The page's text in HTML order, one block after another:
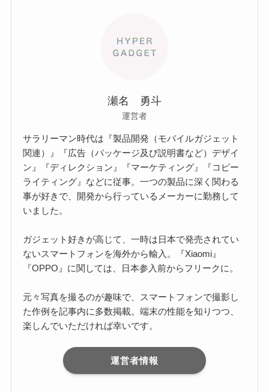
瀬名 勇斗
運営者
サラリーマン時代は『製品開発（モバイルガジェット
関連）』『広告（パッケージ及び説明書など）デザイ
ン』『ディレクション』『マーケティング』『コピー
ライティング』などに従事。一つの製品に深く関わる
事が好きで、開発から行っているメーカーに勤務して
いました。
ガジェット好きが高じて、一時は日本で発売されてい
ないスマートフォンを海外から輸入。『Xiaomi』
『OPPO』に関しては、日本参入前からフリークに。
元々写真を撮るのが趣味で、スマートフォンで撮影し
た作例を記事内に多数掲載。端末の性能を知りつつ、
楽しんでいただければ幸いです。
運営者情報